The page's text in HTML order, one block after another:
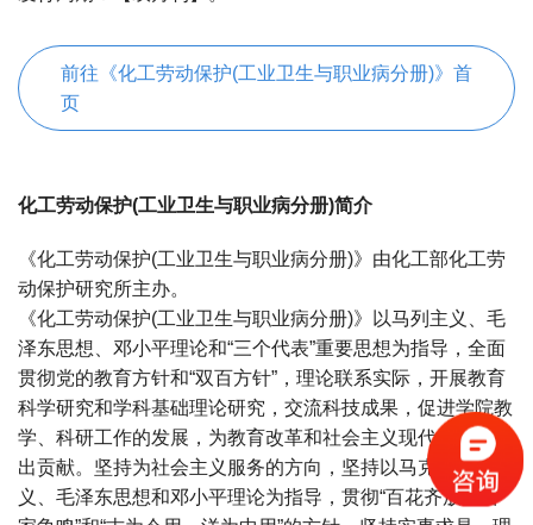
前往《化工劳动保护(工业卫生与职业病分册)》首
页
化工劳动保护(工业卫生与职业病分册)简介
《化工劳动保护(工业卫生与职业病分册)》由化工部化工劳
动保护研究所主办。
《化工劳动保护(工业卫生与职业病分册)》以马列主义、毛
泽东思想、邓小平理论和“三个代表”重要思想为指导，全面
贯彻党的教育方针和“双百方针”，理论联系实际，开展教育
科学研究和学科基础理论研究，交流科技成果，促进学院教
学、科研工作的发展，为教育改革和社会主义现代化建设做
出贡献。坚持为社会主义服务的方向，坚持以马克思列宁主
义、毛泽东思想和邓小平理论为指导，贯彻“百花齐放、百